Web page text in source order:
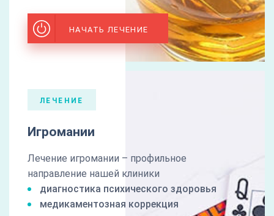
НАЧАТЬ ЛЕЧЕНИЕ
ЛЕЧЕНИЕ
Игромании
Лечение игромании – профильное
направление нашей клиники
диагностика психического здоровья
медикаментозная коррекция